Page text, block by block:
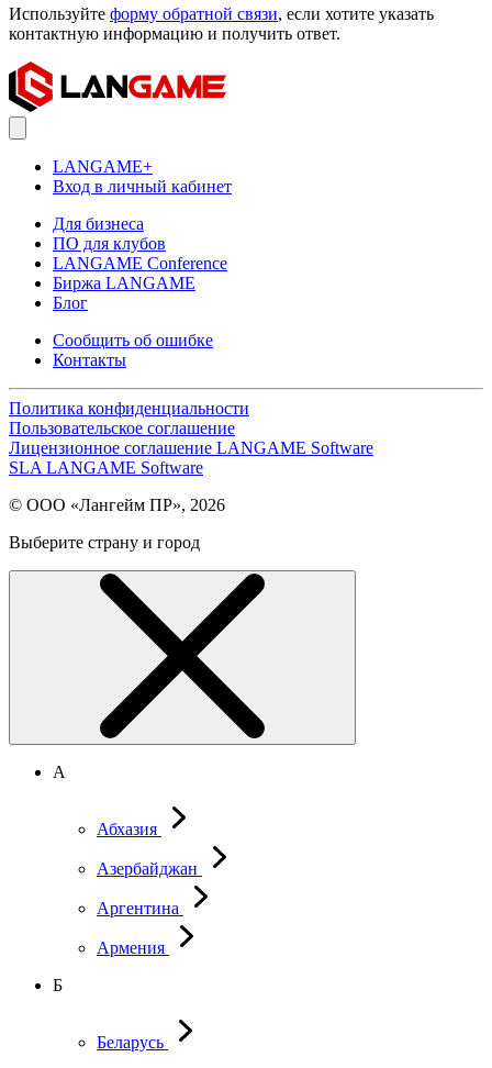
Используйте форму обратной связи, если хотите указать
контактную информацию и получить ответ.
LANGAME+
Вход в личный кабинет
Для бизнеса
ПО для клубов
LANGAME Conference
Биржа LANGAME
Блог
Сообщить об ошибке
Контакты
Политика конфиденциальности
Пользовательское соглашение
Лицензионное соглашение LANGAME Software
SLA LANGAME Software
© ООО «Лангейм ПР», 2026
Выберите страну и город
А
Абхазия
Азербайджан
Аргентина
Армения
Б
Беларусь